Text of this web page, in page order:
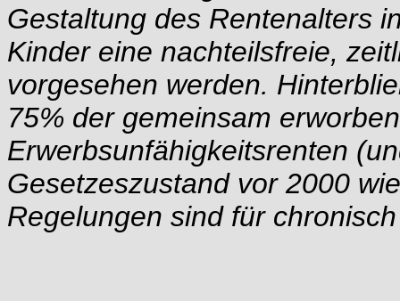
Gestaltung des Rentenalters
Kinder eine nachteilsfreie,
vorgesehen werden.
75% der gemeinsam
Erwerbsunfähigkeitsrenten
Gesetzeszustand vor 2000
Regelungen sind für